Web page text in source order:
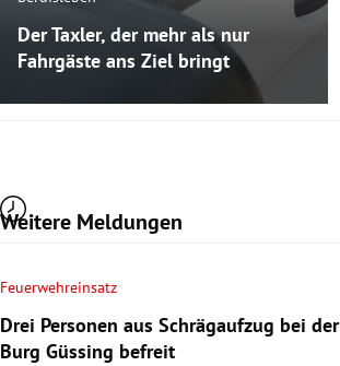
Der Taxler, der mehr als nur
Fahrgäste ans Ziel bringt
Weitere Meldungen
Feuerwehreinsatz
Drei Personen aus Schrägaufzug bei der
Burg Güssing befreit